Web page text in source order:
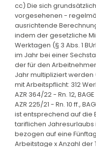
cc) Die sich
vorgesehenen -
ausrichtende
indem der gesetzliche
Werktagen (§ 3 Abs. 1
im Jahr bei einer
der für den
Jahr multipliziert werden
mit Arbeitspflicht: 312
AZR 364/22 - Rn. 12,
AZR 225/21 - Rn. 10 ff.,
ist entsprechend auf die
tariflichen
bezogen auf eine
Arbeitstage x Anzahl der